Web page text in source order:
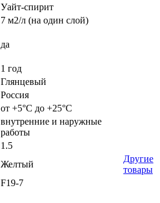
Уайт-спирит
7 м2/л (на один слой)
да
1 год
Глянцевый
Россия
от +5°С до +25°С
внутренние и наружные
работы
1.5
Желтый
Другие
товары
F19-7